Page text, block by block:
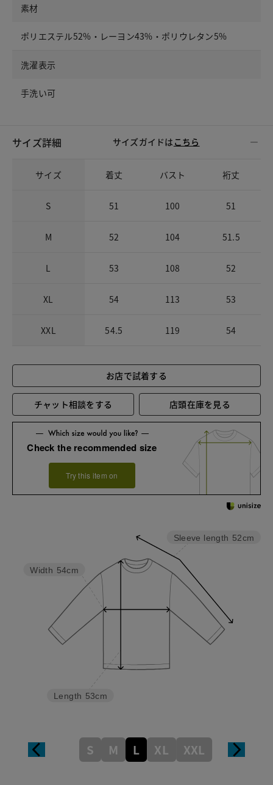
素材
ポリエステル52%・レーヨン43%・ポリウレタン5%
洗濯表示
手洗い可
サイズ詳細 サイズガイドは こちら
サイズ 着丈 バスト 裄丈
S 51 100 51
M 52 104 51.5
L 53 108 52
XL 54 113 53
XXL 54.5 119 54
お店で試着する
チャット相談をする 店頭在庫を見る
Check the recommended size
Try this item on
Sleeve length 52cm
Length 53cm
Width 54cm
S M L XL XXL